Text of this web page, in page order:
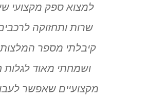
למצוא ספק מקצועי
שרות ותחזוקה
קיבלתי מספר
ושמחתי מאוד
מקצועיים שאפשר